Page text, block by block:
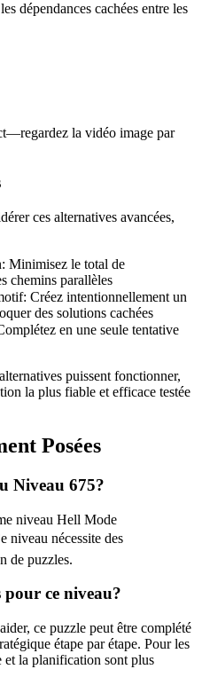
dépendances cachées entre les
la vidéo image par
ces alternatives avancées,
Minimisez le total de
chemins parallèles
Créez intentionnellement un
des solutions cachées
en une seule tentative
puissent fonctionner,
la plus fiable et efficace testée
Posées
Niveau 675?
niveau Hell Mode
niveau nécessite des
de puzzles.
pour ce niveau?
ce puzzle peut être complété
étape par étape. Pour les
et la planification sont plus